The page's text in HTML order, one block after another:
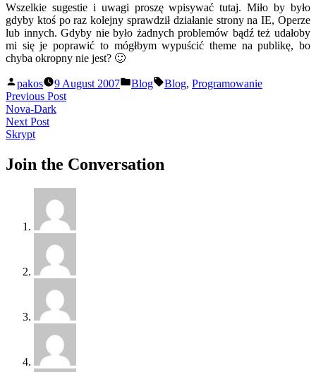
Wszelkie sugestie i uwagi proszę wpisywać tutaj. Miło by było
gdyby ktoś po raz kolejny sprawdził działanie strony na IE, Operze
lub innych. Gdyby nie było żadnych problemów bądź też udałoby
mi się je poprawić to mógłbym wypuścić theme na publikę, bo
chyba okropny nie jest? 🙂
Posted
by
pakos 9 August 2007
Posted
Blog Tags:
Blog, Programowanie
Post
navigation
Previous PostPrevious
Nova-Dark
Next PostNext
Skrypt
Join the Conversation